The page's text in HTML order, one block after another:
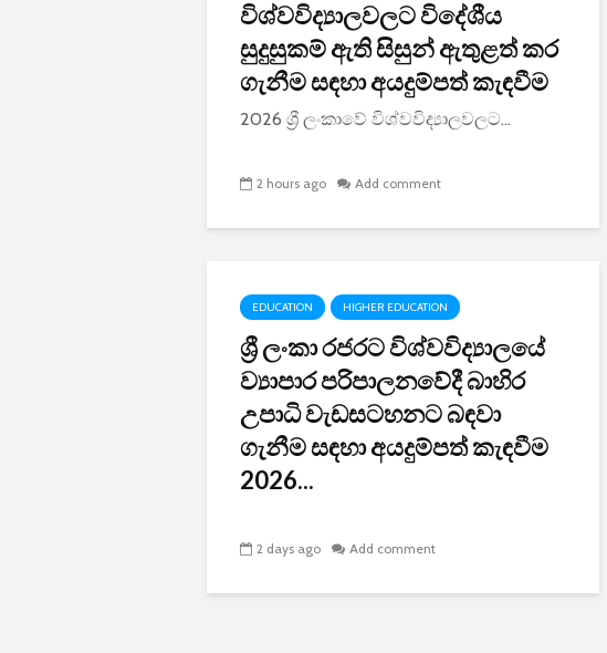
විශ්වවිද්‍යාලවලට විදේශීය
සුදුසුකම් ඇති සිසුන් ඇතුළත් කර
ගැනීම සඳහා අයදුම්පත් කැඳවීම
2026 ශ්‍රී ලංකාවේ විශ්වවිද්‍යාලවලට...
2 hours ago Add comment
EDUCATION HIGHER EDUCATION
ශ්‍රී ලංකා රජරට විශ්වවිද්‍යාලයේ
ව්‍යාපාර පරිපාලනවේදී බාහිර
උපාධි වැඩසටහනට බඳවා
ගැනීම සඳහා අයදුම්පත් කැඳවීම
2026...
2 days ago Add comment